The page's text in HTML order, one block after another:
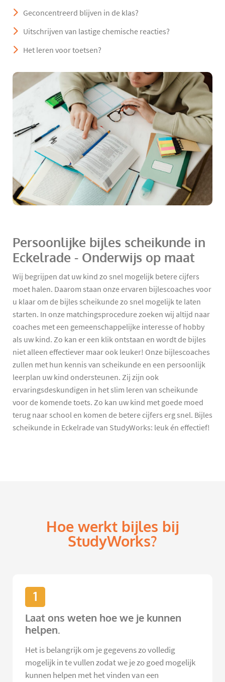
Geconcentreerd blijven in de klas?
Uitschrijven van lastige chemische reacties?
Het leren voor toetsen?
Persoonlijke bijles scheikunde in
Eckelrade - Onderwijs op maat
Wij begrijpen dat uw kind zo snel mogelijk betere cijfers
moet halen. Daarom staan onze ervaren bijlescoaches voor
u klaar om de bijles scheikunde zo snel mogelijk te laten
starten. In onze matchingsprocedure zoeken wij altijd naar
coaches met een gemeenschappelijke interesse of hobby
als uw kind. Zo kan er een klik ontstaan en wordt de bijles
niet alleen effectiever maar ook leuker! Onze bijlescoaches
zullen met hun kennis van scheikunde en een persoonlijk
leerplan uw kind ondersteunen. Zij zijn ook
ervaringsdeskundigen in het slim leren van scheikunde
voor de komende toets. Zo kan uw kind met goede moed
terug naar school en komen de betere cijfers erg snel. Bijles
scheikunde in Eckelrade van StudyWorks: leuk én effectief!
Hoe werkt bijles bij
StudyWorks?
1
Laat ons weten hoe we je kunnen
helpen.
Het is belangrijk om je gegevens zo volledig
mogelijk in te vullen zodat we je zo goed mogelijk
kunnen helpen met het vinden van een